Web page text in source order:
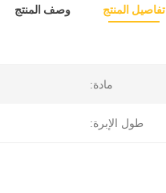
تفاصيل المنتج وصف المنتج
مادة:
طول الإبرة: